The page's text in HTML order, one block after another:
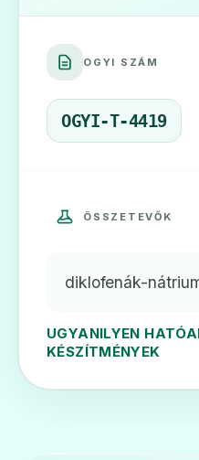
OGYI SZÁM
OGYI-T-4419
ÖSSZETEVŐK
diklofenák-
UGYANILYEN
KÉSZÍTMÉNYEK